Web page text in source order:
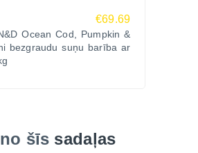
€69.69
Ocean Cod, Pumpkin &
bezgraudu suņu barība ar
šīs sadaļas